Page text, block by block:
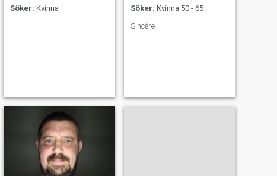
Söker: Kvinna
Söker: Kvinna 50 - 65
Sincère